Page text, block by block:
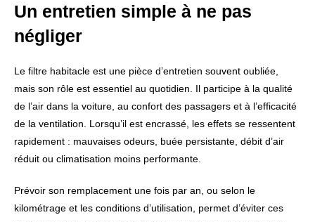
Un entretien simple à ne pas
négliger
Le filtre habitacle est une pièce d’entretien souvent oubliée,
mais son rôle est essentiel au quotidien. Il participe à la qualité
de l’air dans la voiture, au confort des passagers et à l’efficacité
de la ventilation. Lorsqu’il est encrassé, les effets se ressentent
rapidement : mauvaises odeurs, buée persistante, débit d’air
réduit ou climatisation moins performante.
Prévoir son remplacement une fois par an, ou selon le
kilométrage et les conditions d’utilisation, permet d’éviter ces